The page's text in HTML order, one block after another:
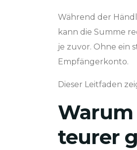
Während der
kann die Summe
je zuvor. Ohne ein
Empfängerkonto.
Dieser Leitfaden
teurer